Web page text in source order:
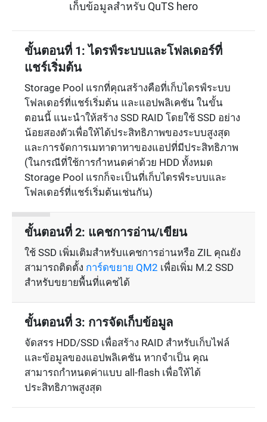
เก็บข้อมูลสำหรับ QuTS hero
ขั้นตอนที่ 1: ไดรฟ์ระบบและโฟลเดอร์ที่
แชร์เริ่มต้น
Storage Pool แรกที่คุณสร้างคือที่เก็บไดรฟ์ระบบ
โฟลเดอร์ที่แชร์เริ่มต้น และแอปพลิเคชัน ในขั้น
ตอนนี้ แนะนำให้สร้าง SSD RAID โดยใช้ SSD อย่าง
น้อยสองตัวเพื่อให้ได้ประสิทธิภาพของระบบสูงสุด
และการจัดการเมทาดาทาของแอปที่มีประสิทธิภาพ
(ในกรณีที่ใช้การกำหนดค่าด้วย HDD ทั้งหมด
Storage Pool แรกก็จะเป็นที่เก็บไดรฟ์ระบบและ
โฟลเดอร์ที่แชร์เริ่มต้นเช่นกัน)
ขั้นตอนที่ 2: แคชการอ่าน/เขียน
ใช้ SSD เพิ่มเติมสำหรับแคชการอ่านหรือ ZIL คุณยัง
สามารถติดตั้ง การ์ดขยาย QM2 เพื่อเพิ่ม M.2 SSD
สำหรับขยายพื้นที่แคชได้
ขั้นตอนที่ 3: การจัดเก็บข้อมูล
จัดสรร HDD/SSD เพื่อสร้าง RAID สำหรับเก็บไฟล์
และข้อมูลของแอปพลิเคชัน หากจำเป็น คุณ
สามารถกำหนดค่าแบบ all-flash เพื่อให้ได้
ประสิทธิภาพสูงสุด